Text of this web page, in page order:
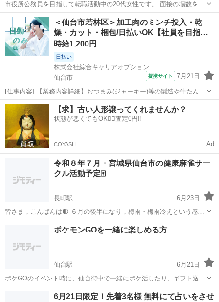
市役所公務員を目指して転職活動中の20代女性です。 面接の場数を踏
みたいので、お互いに模擬面接できる方を探しています。 純粋に面接
練習したいので、出会いやお友達の募集ではありません。 互いにエン
トリーシートを元に質問をして...
宮城 仙台市 仙台駅 その他
＜仙台市若林区＞加工肉のミンチ投入・乾
燥・カット・梱包/日払いOK【社員を目指…
時給1,200円
日払い
株式会社綜合キャリアオプション
仙台市
提携サイト 7月21日
[仕事内容] 【業務内容詳細】おつまみ(ジャーキー)等の製造や牛たんの
加工のお仕事紹介予定派遣のお仕事です。 ・ミンチの機会へお肉を投
入・乾燥機に製品を並べる・切断機に食品をセット・梱包機械で梱
包・包丁でのトリミング等正社員...
宮城 仙台市 工場
【求】古い人形譲ってくれませんか？
状態が悪くてもOK🙆‍♀️査定0円‼️
COYASH Ad
令和８年７月・宮城県仙台市の健康麻雀サー
クル活動予定🀄️
長町駅
6月23日
皆さま，こんばんは🌓 ６月の後半になり，梅雨・梅雨冷えという感じ
に一気になりました🀄️ 体調を崩す人もいるようです🀄️ ご自愛のうえ，
健やかにお過ごしください🀄️ 令和８年７月・宮城県仙台市の健康麻雀
サークル...
その他 サークル活動
ポケモンGOを一緒に楽しめる方
仙台駅
6月21日
ポケGOのイベント時に、仙台街中で一緒にポケ活したり、ギフト送っ
たり、ポケモン交換できる方いませんか？ リリースから続けており、
県外遠征もしているので、色々交換できると思います。顔合わせなし
仙台駅 その他 ポケ
6月21日限定！先着3名様 無料にて占いをさせ